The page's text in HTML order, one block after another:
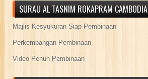
SURAU AL TASNIM ROKAPRAM CAMBODIA
Majlis Kesyukuran Siap Pembinaan
Perkembangan Pembinaan
Video Penuh Pembinaan